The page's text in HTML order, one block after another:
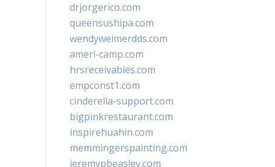
drjorgerico.com
queensushipa.com
wendyweimerdds.com
ameri-camp.com
hrsreceivables.com
empconst1.com
cinderella-support.com
bigpinkrestaurant.com
inspirehuahin.com
memmingerspainting.com
jeremypbeasley.com